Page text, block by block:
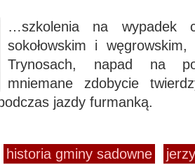
…szkolenia na wypadek
sokołowskim i
Trynosach, napad na
mniemane zdobycie
jazdy furmanką.
historia gminy sadowne